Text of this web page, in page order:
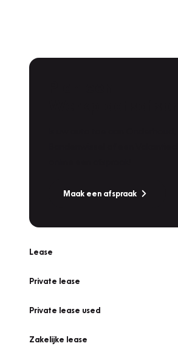
Maak een afspraak
Lease
Private lease
Private lease used
Zakelijke lease